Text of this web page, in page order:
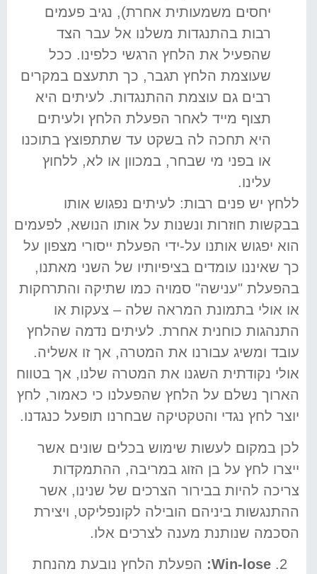
יחסים משמעותית אחרת), נגיב פעמים
רבות בהתנגדות משלנו אל עבר הצד
שהפעיל את הלחץ הרגשי כלפינו. ככל
שעוצמת הלחץ תגבר, כך תתעצם במקרים
רבים גם עוצמת ההתנגדות. לעיתים היא
תצוף מייד לאחר הפעלת הלחץ ולעיתים
היא תחכה לה בשקט עד שתתפוצץ בתוכנו
או בפני מי שבחר, במכוון או לא, ללחוץ
עלינו.
ללחץ יש פנים רבות: לעיתים נפגוש אותו
בבקשות חוזרות ונשנות על אותו הנושא, לפעמים
הוא יפגוש אותנו על-ידי הפעלת ייסורי מצפון על
כך שאיננו עומדים בציפיותיו של השני מאתנו,
בהפעלת "ענישה" סמויה כמו שתיקה והתרחקות
או אולי בתמונת המראה שלה – צעקות או
התנהגות כוחנית אחרת. לעיתים נדמה שהלחץ
עובד ומשיג עבורנו את המטרה, אך זו אשליה.
אולי נקודתית השגנו את המטרה שלנו, אך בטווח
הארוך נשלם על הלחץ שהפעלנו כי כאמור, לחץ
יוצר לחץ נגדי והטקטיקה שבחרנו תופעל כנגדנו.
לכן במקום לעשות שימוש בכלים שונים אשר
ייצרו לחץ על בן הזוג במריבה, ההתמקדות
צריכה להיות בבירור הצרכים של שנינו, אשר
ההתנגשות ביניהם הובילה לקונפליקט, ויצירת
הסכמה שנותנת מענה לצרכים אלו.
Win-lose
: הפעלת הלחץ נובעת מהנחת